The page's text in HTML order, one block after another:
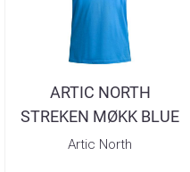
ARTIC NORTH
STREKEN MØKK BLUE
T-SKJORTE HERRE
Artic North